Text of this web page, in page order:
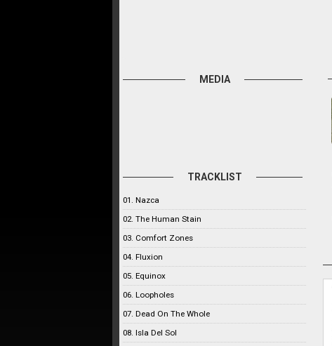
MEDIA
TRACKLIST
01. Nazca
02. The Human Stain
03. Comfort Zones
04. Fluxion
05. Equinox
06. Loopholes
07. Dead On The Whole
08. Isla Del Sol